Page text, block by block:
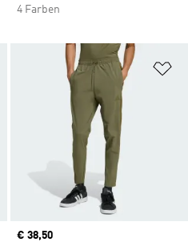
4 Farben
Zur Wunschliste hinzufügen
Current price
€ 38,50